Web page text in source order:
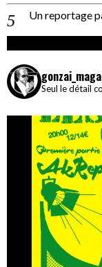
Un reportage
Seul le détail